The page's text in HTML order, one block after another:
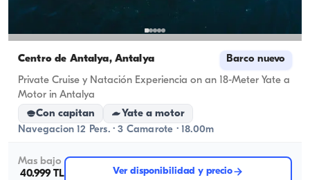
Centro de Antalya, Antalya Barco nuevo
Private Cruise y Natación Experiencia on an 18-Meter Yate a
Motor in Antalya
Con capitan
Yate a motor
Navegacion 12 Pers. · 3 Camarote · 18.00m
Mas bajo
40.999 TL
Ver disponibilidad y precio